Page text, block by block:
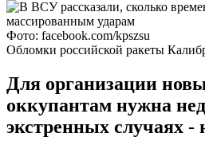
Фото: facebook.com/kpszsu
Обломки российской ракеты
Для организации
оккупантам нужна
экстренных случаях -